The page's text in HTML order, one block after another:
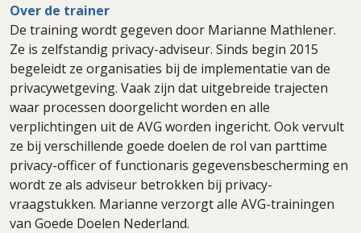
Over de trainer
De training wordt gegeven door Marianne Mathlener.
Ze is zelfstandig privacy-adviseur. Sinds begin 2015
begeleidt ze organisaties bij de implementatie van de
privacywetgeving. Vaak zijn dat uitgebreide trajecten
waar processen doorgelicht worden en alle
verplichtingen uit de AVG worden ingericht. Ook vervult
ze bij verschillende goede doelen de rol van parttime
privacy-officer of functionaris gegevensbescherming en
wordt ze als adviseur betrokken bij privacy-
vraagstukken. Marianne verzorgt alle AVG-trainingen
van Goede Doelen Nederland.